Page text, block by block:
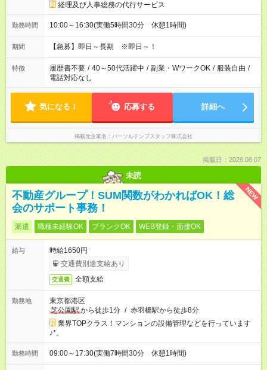
経理及び人事総務の代行サービス
勤務時間 10:00～16:30(実働5時間30分 休憩1時間)
期間 【急募】即日～長期 ※即日～！
特徴 履歴書不要 / 40～50代活躍中 / 副業・WワークOK / 服装自由 /
電話対応なし
気になる！ 応募する 詳細へ
掲載元企業名 パーソルテンプスタッフ株式会社
掲載日：2026.08.07
未読
NEW
不動産グループ！SUM関数がわかればOK！総
会のサポート事務！
派遣 職種未経験OK ブランクOK WEB登録・面接OK
給与
時給1650円
交通費別途支給あり
交通費 全額支給
勤務地
東京都港区
芝公園駅から徒歩1分 / 赤羽橋駅から徒歩8分
業界TOPクラス！マンションの設備管理などを行っています
♪*。
勤務時間 09:00～17:30(実働7時間30分 休憩1時間)